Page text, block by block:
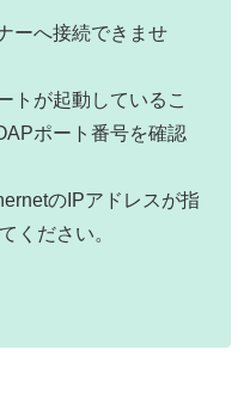
ーへ接続できませ
トが起動しているこ
ポート番号を確認
のIPアドレスが指
ください。